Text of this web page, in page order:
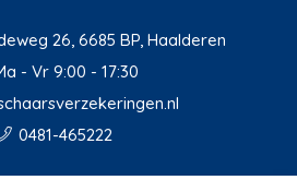
26, 6685 BP, Haalderen
- Vr 9:00 - 17:30
0481-465222